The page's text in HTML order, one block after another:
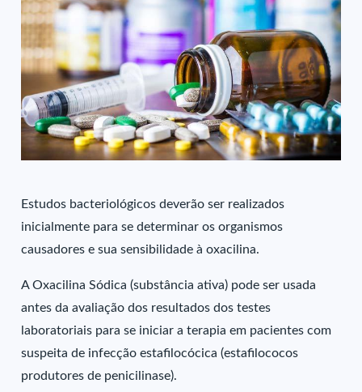
Estudos bacteriológicos deverão ser realizados
inicialmente para se determinar os organismos
causadores e sua sensibilidade à oxacilina.
A Oxacilina Sódica (substância ativa) pode ser usada
antes da avaliação dos resultados dos testes
laboratoriais para se iniciar a terapia em pacientes com
suspeita de infecção estafilocócica (estafilococos
produtores de penicilinase).